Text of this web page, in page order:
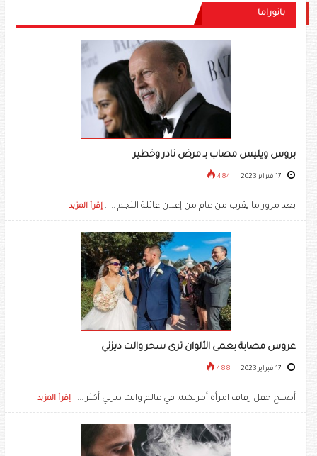
بانوراما
بروس ويليس مصاب بـ مرض نادر وخطير
484
بعد مرور ما يقرب من عام من إعلان عائلة النجم ..... إقرأ المزيد
عروس مصابة بعمى الألوان ترى سحر والت ديزني
488
أصبح حفل زفاف امرأة أمريكية، في عالم والت ديزني أكثر ..... إقرأ المزيد